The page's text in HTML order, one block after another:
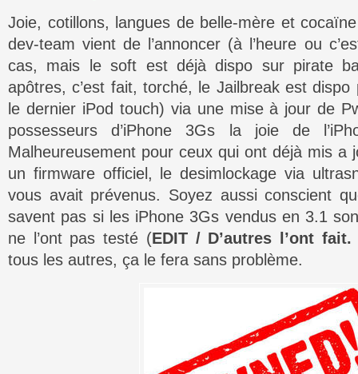
Joie, cotillons, langues de belle-mère et
dev-team vient de l’annoncer (à l’heure ou
cas, mais le soft est déjà dispo sur pirate
apôtres, c’est fait, torché, le Jailbreak est
le dernier iPod touch) via une mise à jour de
possesseurs d’iPhone 3Gs la joie de
Malheureusement pour ceux qui ont déjà mis a
un firmware officiel, le desimlockage via
vous avait prévenus. Soyez aussi conscient
savent pas si les iPhone 3Gs vendus en 3.1
ne l’ont pas testé (EDIT / D’autres l’ont fait.
tous les autres, ça le fera sans problème.